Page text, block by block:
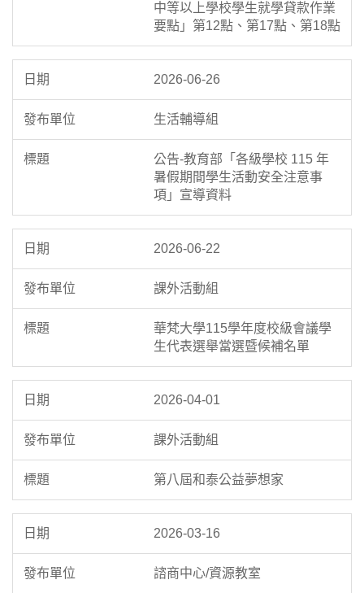
中等以上學校學生就學貸款作業
要點」第12點、第17點、第18點
2026-06-26
生活輔導組
公告-教育部「各級學校 115 年
暑假期間學生活動安全注意事
項」宣導資料
2026-06-22
課外活動組
華梵大學115學年度校級會議學
生代表選舉當選暨候補名單
2026-04-01
課外活動組
第八屆和泰公益夢想家
2026-03-16
諮商中心/資源教室